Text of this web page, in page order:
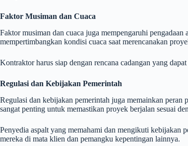
Faktor Musiman dan Cuaca
Faktor musiman dan cuaca juga mempengaruhi
mempertimbangkan kondisi cuaca saat merencanakan
Kontraktor harus siap dengan rencana cadangan yang
Regulasi dan Kebijakan Pemerintah
Regulasi dan kebijakan pemerintah juga memainkan peran
sangat penting untuk memastikan proyek berjalan sesuai
Penyedia aspalt yang memahami dan mengikuti kebijakan
mereka di mata klien dan pemangku kepentingan lainnya.